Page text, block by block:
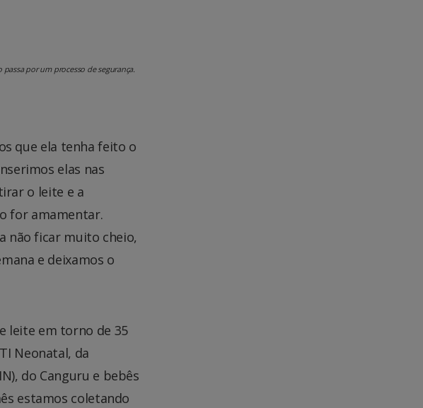
por um processo de segurança.
que ela tenha feito o
elas nas
o leite e a
for amamentar.
não ficar muito cheio,
e deixamos o
leite em torno de 35
Neonatal, da
do Canguru e bebês
estamos coletando